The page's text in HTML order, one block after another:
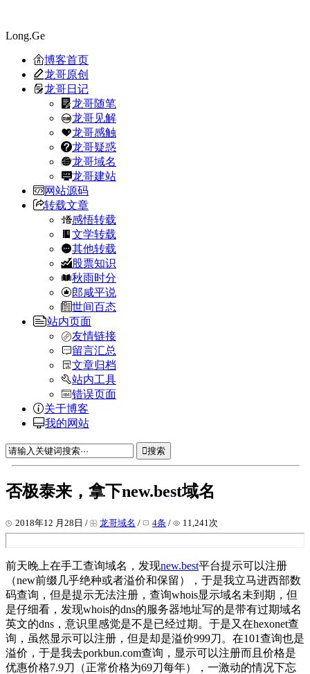
Long.Ge
博客首页
龙哥原创
龙哥日记
龙哥随笔
龙哥见解
龙哥感触
龙哥疑惑
龙哥域名
龙哥建站
网站源码
转载文章
感悟转载
文学转载
其他转载
股票知识
秋雨时分
郎咸平说
世间百态
站内页面
友情链接
留言汇总
文章归档
站内工具
错误页面
关于博客
我的网站
搜索
否极泰来，拿下new.best域名
2018年12 月28日 / 龙哥域名 / 4条 / 11,241次
前天晚上在手工查询域名，发现new.best平台提示可以注册
（new前缀几乎绝种或者溢价和保留），于是我立马进西部数
码查询，但是提示无法注册，查询whois显示域名未到期，但
是仔细看，发现whois的dns的服务器地址写的是带有过期域名
英文的dns，意识里感觉是不是已经过期。于是又在hexonet查
询，虽然显示可以注册，但是却是溢价999刀。在101查询也是
溢价，于是我去porkbun.com查询，显示可以注册而且价格是
优惠价格7.9刀（正常价格为69刀每年），一激动的情况下忘